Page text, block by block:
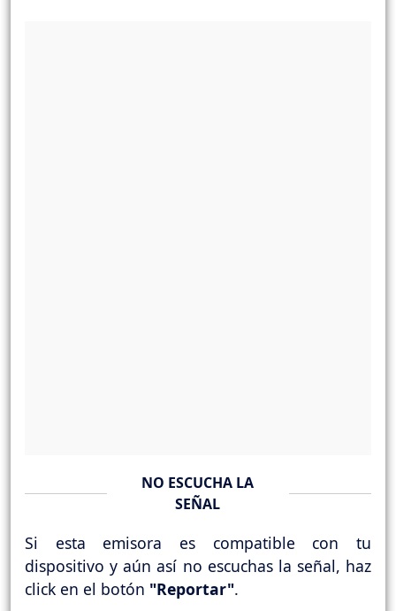
NO ESCUCHA LA
SEÑAL
Si esta emisora es compatible con tu
dispositivo y aún así no escuchas la señal, haz
click en el botón "Reportar".